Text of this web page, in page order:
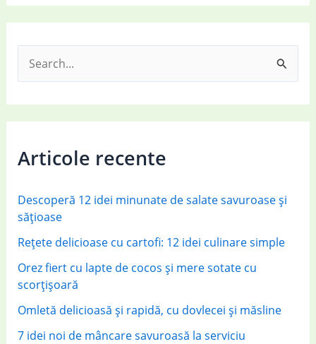
e
a
r
h
o
r
Articole recente
Descoperă 12 idei minunate de salate savuroase și
sățioase
Rețete delicioase cu cartofi: 12 idei culinare simple
Orez fiert cu lapte de cocos și mere sotate cu
scorțișoară
Omletă delicioasă și rapidă, cu dovlecei și măsline
7 idei noi de mâncare savuroasă la serviciu